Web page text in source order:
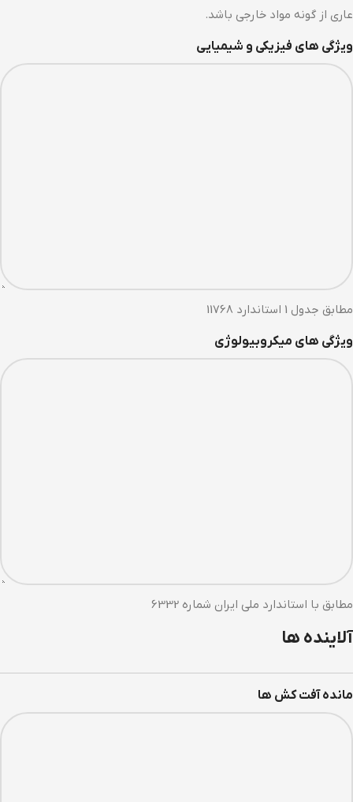
عاری از گونه مواد خارجی باشد.
ویژگی های فیزیکی و شیمیایی
مطابق جدول 1 استاندارد 11768
ویژگی های میکروبیولوژی
مطابق با استاندارد ملی ایران شماره 6332
آلاینده ها
مانده آفت کش ها